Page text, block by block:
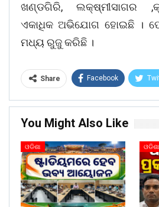
ଖଣ୍ଡଗିରି, ଲକ୍ଷ୍ମୀସାଗର
ଏକାଧିକ ଅଭିଯୋଗ ହୋଇଛି ।
ମଧ୍ୟ ରୁଜୁ କରିଛି ।
Share Facebook
You Might Also Like
ଓଡିଶା ଓଡିଶା